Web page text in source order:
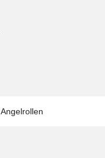
Angelrollen